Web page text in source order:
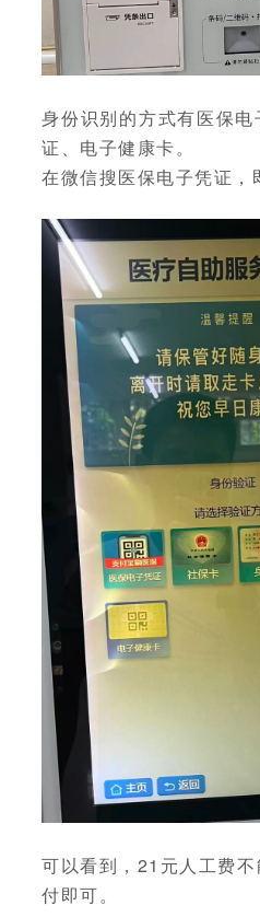
身份识别的方式有医保
证、电子健康卡。
在微信搜医保电子凭证，
可以看到，21元人工费
付即可。